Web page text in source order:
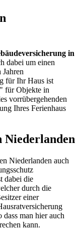
in
dabei um einen
für Ihr Haus ist
für Objekte in
vorrübergehenden
Ihres Ferienhaus
Niederlanden
Niederlanden auch
dabei die
durch die
einer
man hier auch
kann.